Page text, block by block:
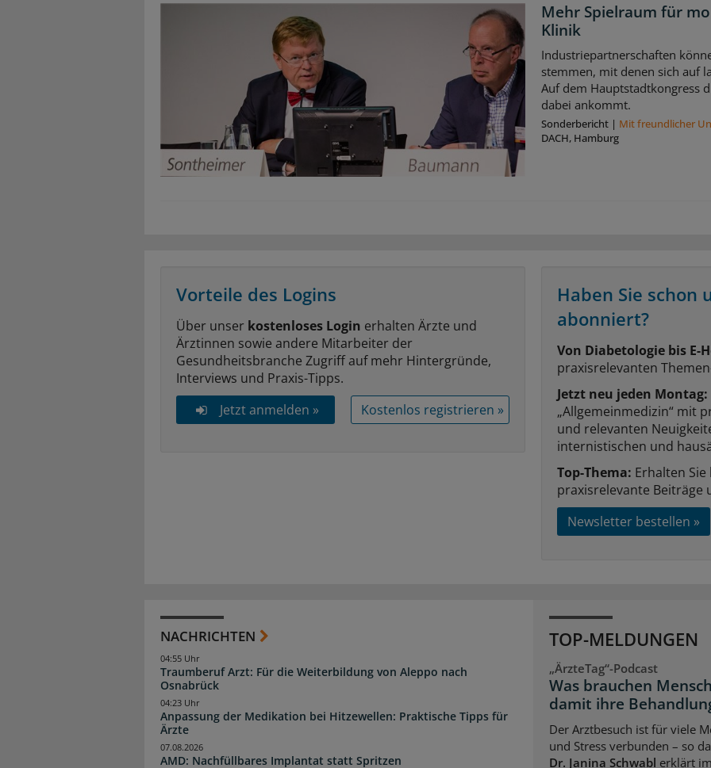
Mehr Spielraum für
Klinik
Industriepartnerschaften
stemmen, mit denen sich auf
Auf dem Hauptstadtkongress
dabei ankommt.
Sonderbericht | Mit freundlicher
DACH, Hamburg
Vorteile des Logins
Über unser kostenloses Login erhalten Ärzte und
Ärztinnen sowie andere Mitarbeiter der
Gesundheitsbranche Zugriff auf mehr Hintergründe,
Interviews und Praxis-Tipps.
Jetzt anmelden »
Kostenlos registrieren »
Haben Sie schon
abonniert?
Von Diabetologie bis E-
praxisrelevanten
Jetzt neu jeden Montag:
„Allgemeinmedizin“ mit
und relevanten
internistischen und
Top-Thema: Erhalten
praxisrelevante Beiträge
Newsletter bestellen »
NACHRICHTEN
Traumberuf Arzt: Für die Weiterbildung von Aleppo nach
Osnabrück
04:55 Uhr
Anpassung der Medikation bei Hitzewellen: Praktische Tipps für
Ärzte
04:23 Uhr
AMD: Nachfüllbares Implantat statt Spritzen
07.08.2026
TOP-MELDUNGEN
„ÄrzteTag“-Podcast
Was brauchen
damit ihre
Der Arztbesuch ist für viele
und Stress verbunden – so
Dr. Janina Schwabl erklärt